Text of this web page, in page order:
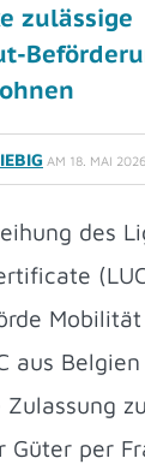
zulässige
AM 18. MAI 2026
des
aus
Güter per